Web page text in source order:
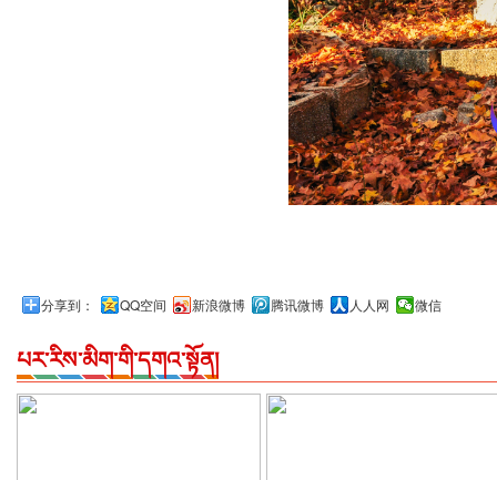
分享到： QQ空间 新浪微博 腾讯微博 人人网 微信
པར་རིས་མིག་གི་དགའ་སྟོན།